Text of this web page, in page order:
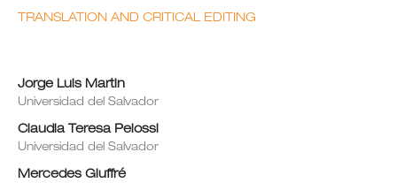
TRANSLATION AND CRITICAL EDITING
Jorge Luis Martin
Universidad del Salvador
Claudia Teresa Pelossi
Universidad del Salvador
Mercedes Giuffré